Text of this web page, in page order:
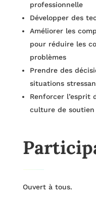
professionnelle
Développer des
Améliorer les
pour réduire les
problèmes
Prendre des
situations
Renforcer l’esprit
culture de
Ouvert à tous.